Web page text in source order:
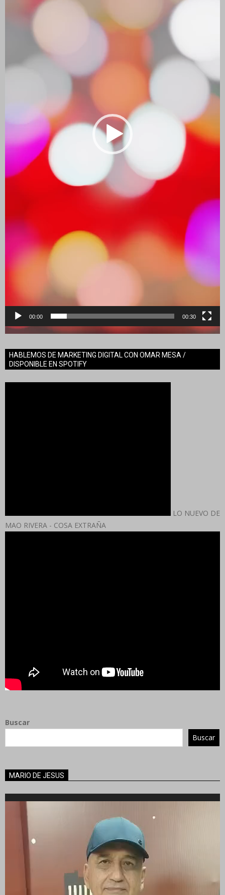
00:00 00:30
HABLEMOS DE MARKETING DIGITAL CON OMAR MESA /
DISPONIBLE EN SPOTIFY
LO NUEVO DE
MAO RIVERA - COSA EXTRAÑA
Buscar
Buscar
MARIO DE JESUS
Reproductor